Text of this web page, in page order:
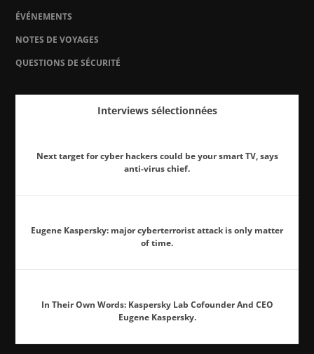
ÉVÉNEMENTS
NOTES DE VOYAGES
QUESTIONS DE SÉCURITÉ
Interviews sélectionnées
Next target for cyber hackers could be your smart TV, says
anti-virus chief.
Eugene Kaspersky: major cyberterrorist attack is only matter
of time.
In Their Own Words: Kaspersky Lab Cofounder And CEO
Eugene Kaspersky.